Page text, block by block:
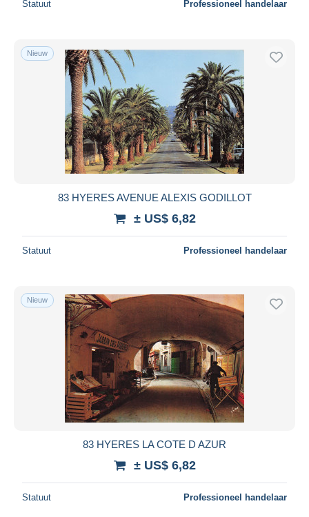
Statuut Professioneel handelaar
Nieuw
83 HYERES AVENUE ALEXIS GODILLOT
± US$ 6,82
Statuut Professioneel handelaar
Nieuw
83 HYERES LA COTE D AZUR
± US$ 6,82
Statuut Professioneel handelaar